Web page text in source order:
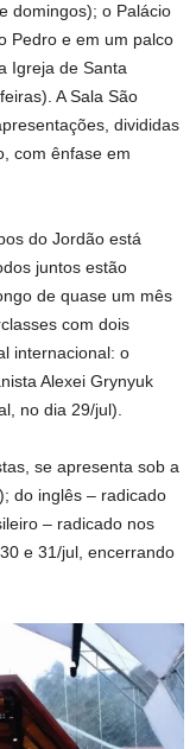
domingos); o Palácio
Pedro e em um palco
Igreja de Santa
A Sala São
divididas
com ênfase em
do Jordão está
juntos estão
de quase um mês
com dois
internacional: o
Alexei Grynyuk
no dia 29/jul).
se apresenta sob a
do inglês – radicado
– radicado nos
e 31/jul, encerrando